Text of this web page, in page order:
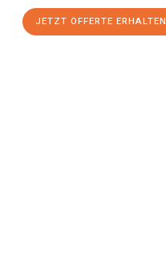
JETZT OFFERTE ERHALTEN